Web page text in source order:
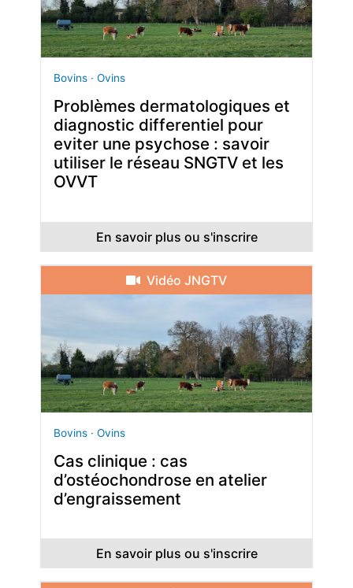
Bovins · Ovins
Problèmes dermatologiques et
diagnostic differentiel pour
eviter une psychose : savoir
utiliser le réseau SNGTV et les
OVVT
En savoir plus ou s'inscrire
Vidéo JNGTV
Bovins · Ovins
Cas clinique : cas
d’ostéochondrose en atelier
d’engraissement
En savoir plus ou s'inscrire